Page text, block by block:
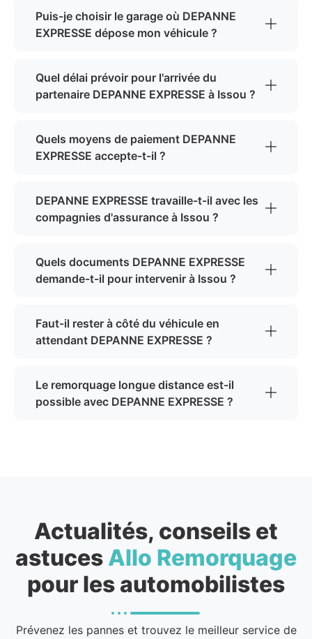
Puis-je choisir le garage où DEPANNE
EXPRESSE dépose mon véhicule ?
Quel délai prévoir pour l'arrivée du
partenaire DEPANNE EXPRESSE à Issou ?
Quels moyens de paiement DEPANNE
EXPRESSE accepte-t-il ?
DEPANNE EXPRESSE travaille-t-il avec les
compagnies d'assurance à Issou ?
Quels documents DEPANNE EXPRESSE
demande-t-il pour intervenir à Issou ?
Faut-il rester à côté du véhicule en
attendant DEPANNE EXPRESSE ?
Le remorquage longue distance est-il
possible avec DEPANNE EXPRESSE ?
Actualités, conseils et
astuces Allo Remorquage
pour les automobilistes
Prévenez les pannes et trouvez le meilleur service de